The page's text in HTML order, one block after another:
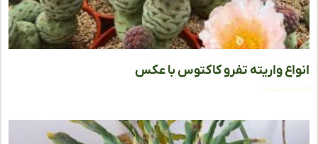
واریته تفرو کاکتوس با عکس
مطلب »